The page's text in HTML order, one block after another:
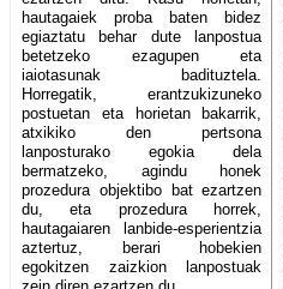
hautagaiek proba baten bidez
egiaztatu behar dute lanpostua
betetzeko ezagupen eta
iaiotasunak badituztela.
Horregatik, erantzukizuneko
postuetan eta horietan bakarrik,
atxikiko den pertsona
lanposturako egokia dela
bermatzeko, agindu honek
prozedura objektibo bat ezartzen
du, eta prozedura horrek,
hautagaiaren lanbide-esperientzia
aztertuz, berari hobekien
egokitzen zaizkion lanpostuak